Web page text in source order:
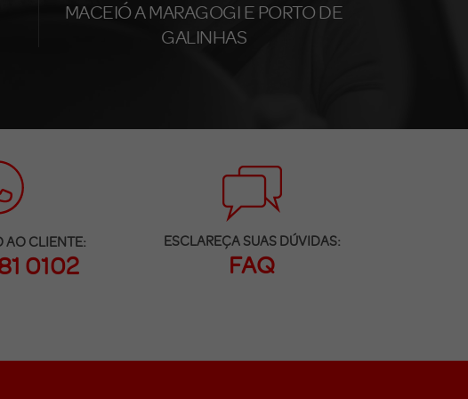
MACEIÓ A MARAGOGI E PORTO DE
GALINHAS
AO CLIENTE:
0102
ESCLAREÇA SUAS DÚVIDAS:
FAQ